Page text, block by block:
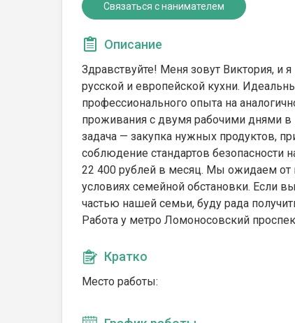
Связаться с нанимателем
Описание
Здравствуйте! Меня зовут Виктория,
русской и европейской кухни.
профессионального опыта на
проживания с двумя рабочими днями в
задача — закупка нужных продуктов,
соблюдение стандартов безопасности
22 400 рублей в месяц. Мы ожидаем от
условиях семейной обстановки. Если
частью нашей семьи, буду рада
Работа у метро Ломоносовский
Кратко
Место работы: